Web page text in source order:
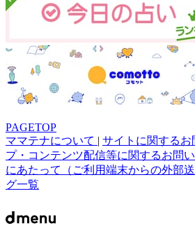
PAGETOP
ママテナについて | サイトに関するお
プ・コンテンツ配信等に関するお問
にあたって（ご利用端末からの外部
グ一覧